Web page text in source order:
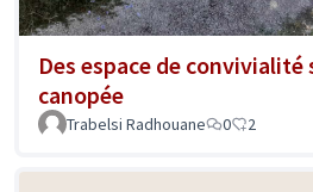
Des espace de convivialité
canopée
Trabelsi Radhouane 0 2